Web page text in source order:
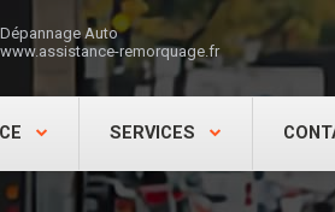
Dépannage Auto
www.assistance-remorquage.fr
SERVICES